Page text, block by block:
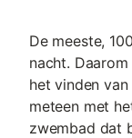
De meeste,
nacht.
het vinden
meteen met
zwembad dat